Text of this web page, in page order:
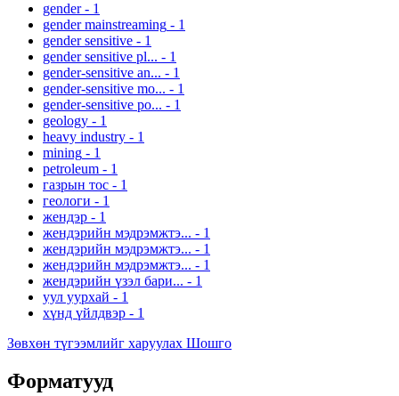
gender - 1
gender mainstreaming - 1
gender sensitive - 1
gender sensitive pl... - 1
gender-sensitive an... - 1
gender-sensitive mo... - 1
gender-sensitive po... - 1
geology - 1
heavy industry - 1
mining - 1
petroleum - 1
газрын тос - 1
геологи - 1
жендэр - 1
жендэрийн мэдрэмжтэ... - 1
жендэрийн мэдрэмжтэ... - 1
жендэрийн мэдрэмжтэ... - 1
жендэрийн үзэл бари... - 1
уул уурхай - 1
хүнд үйлдвэр - 1
Зөвхөн түгээмлийг харуулах Шошго
Форматууд